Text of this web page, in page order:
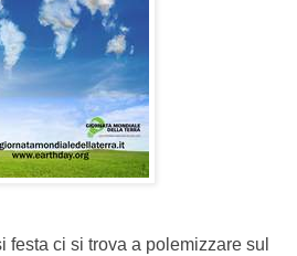
festa ci si trova a polemizzare sul